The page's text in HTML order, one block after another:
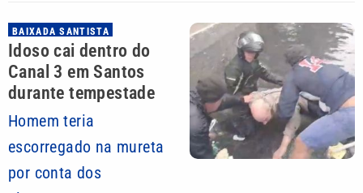
BAIXADA SANTISTA
Idoso cai dentro do
Canal 3 em Santos
durante tempestade
Homem teria
escorregado na mureta
por conta dos